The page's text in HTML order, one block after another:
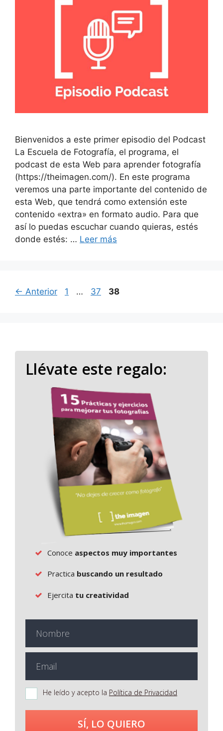
Bienvenidos a este primer episodio del Podcast
La Escuela de Fotografía, el programa, el
podcast de esta Web para aprender fotografía
(https://theimagen.com/). En este programa
veremos una parte importante del contenido de
esta Web, que tendrá como extensión este
contenido «extra» en formato audio. Para que
así lo puedas escuchar cuando quieras, estés
donde estés: … Leer más
← Anterior Página
1 … Página
37 Página
38
Llévate este regalo:
Conoce aspectos muy importantes
Practica buscando un resultado
Ejercita tu creatividad
He leído y acepto la Política de Privacidad
SÍ, LO QUIERO